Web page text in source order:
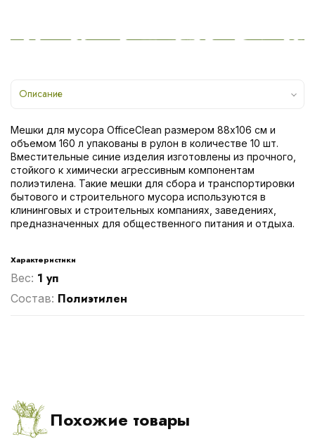
Описание
Мешки для мусора OfficeClean размером 88х106 см и
объемом 160 л упакованы в рулон в количестве 10 шт.
Вместительные синие изделия изготовлены из прочного,
стойкого к химически агрессивным компонентам
полиэтилена. Такие мешки для сбора и транспортировки
бытового и строительного мусора используются в
клининговых и строительных компаниях, заведениях,
предназначенных для общественного питания и отдыха.
Характеристики
Вес: 1 уп
Cостав: Полиэтилен
Похожие товары